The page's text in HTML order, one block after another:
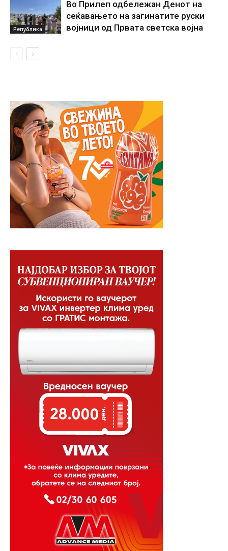
Република
Во Прилеп одбележан Денот на
сеќавањето на загинатите руски
војници од Првата светска војна